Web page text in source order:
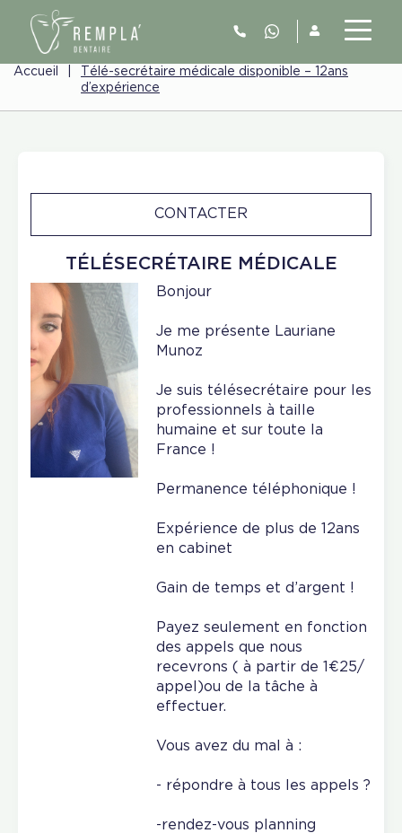
Accueil
Télé-secrétaire médicale disponible – 12ans
d’expérience
TÉLÉSECRÉTAIRE MÉDICALE
CONTACTER
Bonjour
Je me présente Lauriane
Munoz
Je suis télésecrétaire pour les
professionnels à taille
humaine et sur toute la
France !
Permanence téléphonique !
Expérience de plus de 12ans
en cabinet
Gain de temps et d’argent !
Payez seulement en fonction
des appels que nous
recevrons ( à partir de 1€25/
appel)ou de la tâche à
effectuer.
Vous avez du mal à :
- répondre à tous les appels ?
-rendez-vous planning